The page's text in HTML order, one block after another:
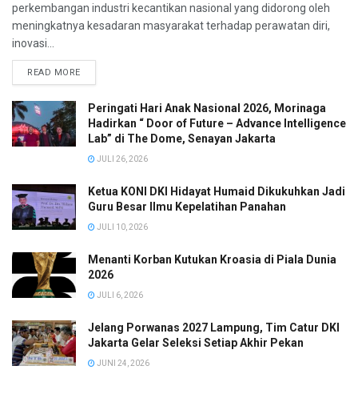
perkembangan industri kecantikan nasional yang didorong oleh
meningkatnya kesadaran masyarakat terhadap perawatan diri,
inovasi...
READ MORE
Peringati Hari Anak Nasional 2026, Morinaga
Hadirkan “ Door of Future – Advance Intelligence
Lab” di The Dome, Senayan Jakarta
JULI 26, 2026
Ketua KONI DKI Hidayat Humaid Dikukuhkan Jadi
Guru Besar Ilmu Kepelatihan Panahan
JULI 10, 2026
Menanti Korban Kutukan Kroasia di Piala Dunia
2026
JULI 6, 2026
Jelang Porwanas 2027 Lampung, Tim Catur DKI
Jakarta Gelar Seleksi Setiap Akhir Pekan
JUNI 24, 2026